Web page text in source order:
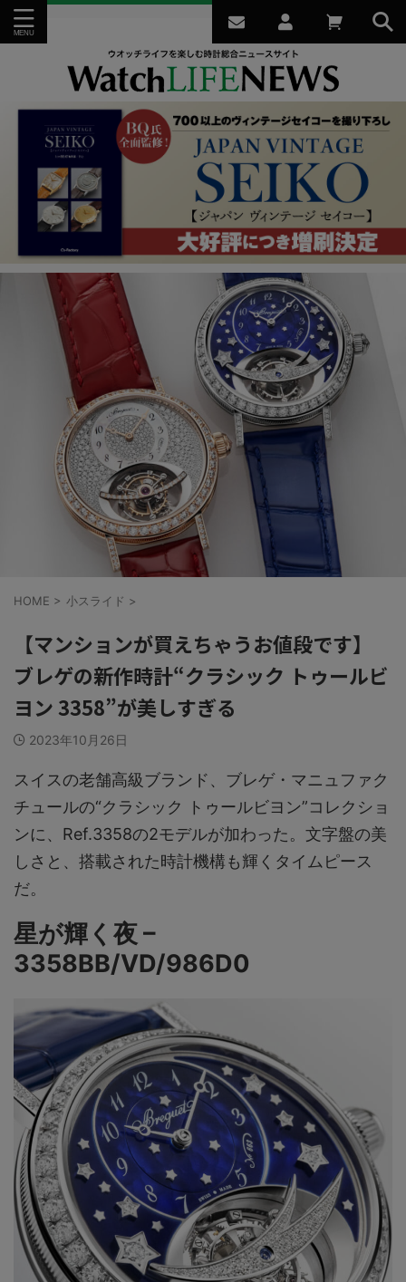
HOME > 小スライド >
【マンションが買えちゃうお値段です】
ブレゲの新作時計“クラシック トゥールビ
ヨン 3358”が美しすぎる
2023年10月26日
スイスの老舗高級ブランド、ブレゲ・マニュファク
チュールの“クラシック トゥールビヨン”コレクショ
ンに、Ref.3358の2モデルが加わった。文字盤の美
しさと、搭載された時計機構も輝くタイムピース
だ。
星が輝く夜 –
3358BB/VD/986D0